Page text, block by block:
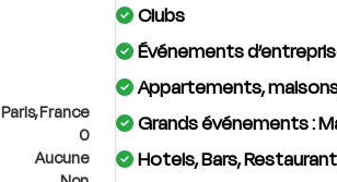
Paris, France
0
Aucune
Clubs
Événements
Appartements,
Grands événements :
Hotels, Bars,